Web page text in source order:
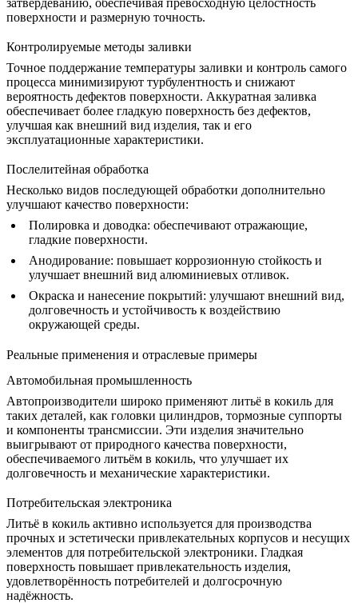
затвердеванию, обеспечивая превосходную целостность
поверхности и размерную точность.
Контролируемые методы заливки
Точное поддержание температуры заливки и контроль самого
процесса минимизируют турбулентность и снижают
вероятность дефектов поверхности. Аккуратная заливка
обеспечивает более гладкую поверхность без дефектов,
улучшая как внешний вид изделия, так и его
эксплуатационные характеристики.
Послелитейная обработка
Несколько видов последующей обработки дополнительно
улучшают качество поверхности:
Полировка и доводка: обеспечивают отражающие,
гладкие поверхности.
Анодирование: повышает коррозионную стойкость и
улучшает внешний вид алюминиевых отливок.
Окраска и нанесение покрытий: улучшают внешний вид,
долговечность и устойчивость к воздействию
окружающей среды.
Реальные применения и отраслевые примеры
Автомобильная промышленность
Автопроизводители широко применяют литьё в кокиль для
таких деталей, как головки цилиндров, тормозные суппорты
и компоненты трансмиссии. Эти изделия значительно
выигрывают от природного качества поверхности,
обеспечиваемого литьём в кокиль, что улучшает их
долговечность и механические характеристики.
Потребительская электроника
Литьё в кокиль активно используется для производства
прочных и эстетически привлекательных корпусов и несущих
элементов для потребительской электроники. Гладкая
поверхность повышает привлекательность изделия,
удовлетворённость потребителей и долгосрочную
надёжность.